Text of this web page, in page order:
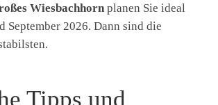
Wiesbachhorn planen Sie ideal
September 2026. Dann sind die
Tipps und